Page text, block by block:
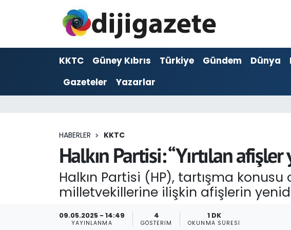
KKTC Güney Kıbrıs Türkiye Gündem Dünya
Gazeteler
Yazarlar
HABERLER KKTC
Halkın Partisi: “Yırtılan afişler
Halkın Partisi (HP), tartışma konusu
milletvekillerine ilişkin afişlerin
09.05.2025 - 14:49
YAYINLANMA
4
GÖSTERIM
1 DK
OKUNMA SÜRESI
ADVERTORIAL
Dijigazete
Foto Galeri
Hava Durumu
Trafik Durumu
Haber Arşivi